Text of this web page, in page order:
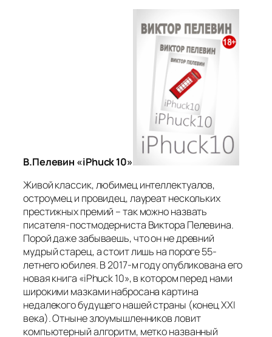
В.Пелевин «iPhuck 10»
Живой классик, любимец интеллектуалов,
остроумец и провидец, лауреат нескольких
престижных премий – так можно назвать
писателя-постмодерниста Виктора Пелевина.
Порой даже забываешь, что он не древний
мудрый старец, а стоит лишь на пороге 55-
летнего юбилея. В 2017-м году опубликована его
новая книга «iPhuck 10», в котором перед нами
широкими мазками набросана картина
недалекого будущего нашей страны (конец XXI
века). Отныне злоумышленников ловит
компьютерный алгоритм, метко названный